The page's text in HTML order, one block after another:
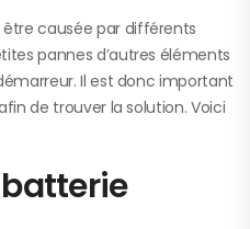
causée par différents
pannes d’autres éléments
Il est donc important
de trouver la solution. Voici